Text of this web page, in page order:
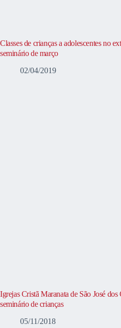
Classes de crianças a adolescentes no
seminário de março
02/04/2019
Igrejas Cristã Maranata de São José
seminário de crianças
05/11/2018